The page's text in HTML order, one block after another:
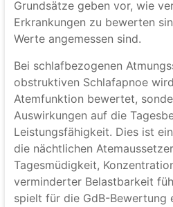
Grundsätze geben vor, wie
Erkrankungen zu bewerten
Werte angemessen sind.
Bei schlafbezogenen
obstruktiven Schlafapnoe
Atemfunktion bewertet,
Auswirkungen auf die
Leistungsfähigkeit. Dies ist
die nächtlichen
Tagesmüdigkeit,
verminderter Belastbarkeit
spielt für die GdB-Bewertung